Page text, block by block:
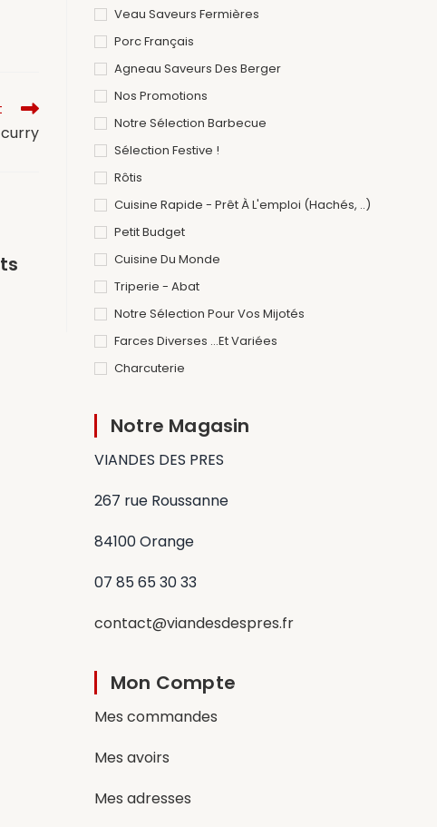
Veau Saveurs Fermières
Porc Français
Agneau Saveurs Des Berger
Nos Promotions
Notre Sélection Barbecue
Sélection Festive !
Rôtis
Cuisine Rapide - Prêt À L'emploi (hachés, ..)
Petit Budget
Cuisine Du Monde
Triperie - Abat
Notre Sélection Pour Vos Mijotés
Farces Diverses ...et Variées
Charcuterie
Notre Magasin
VIANDES DES PRES
267 rue Roussanne
84100 Orange
07 85 65 30 33
contact@viandesdespres.fr
Mon Compte
Mes commandes
Mes avoirs
Mes adresses